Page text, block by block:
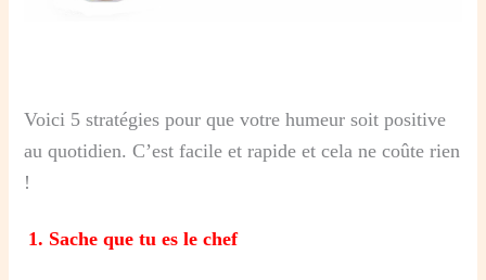
Voici 5 stratégies pour que votre humeur soit positive
au quotidien. C’est facile et rapide et cela ne coûte rien
!
1. Sache que tu es le chef